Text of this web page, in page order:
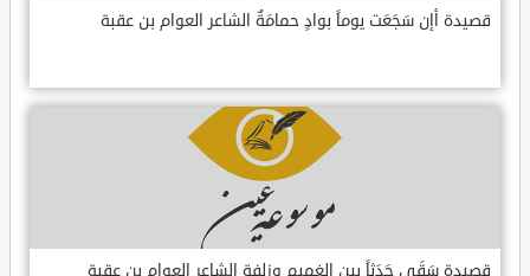
قصيدة أإن سَجَعَت يوماً بوادٍ حمامَةٌ الشاعر العوام بن عقبة
قصيدة سَقَى جَدَثاً بين الغميم وزلفةٍ الشاعر العوام بن عقبة